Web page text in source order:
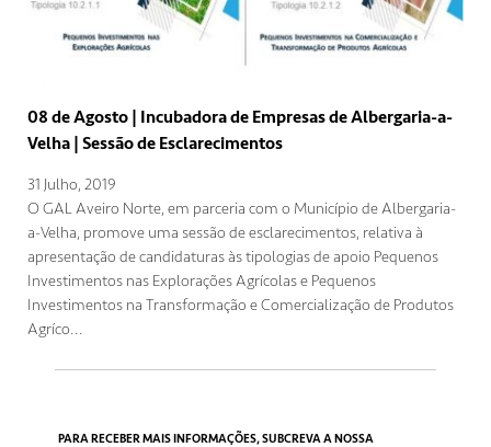
08 de Agosto | Incubadora de Empresas de Albergaria-a-
Velha | Sessão de Esclarecimentos
31 Julho, 2019
O GAL Aveiro Norte, em parceria com o Município de Albergaria-
a-Velha, promove uma sessão de esclarecimentos, relativa à
apresentação de candidaturas às tipologias de apoio Pequenos
Investimentos nas Explorações Agrícolas e Pequenos
Investimentos na Transformação e Comercialização de Produtos
Agríco...
PARA RECEBER MAIS INFORMAÇÕES, SUBCREVA A NOSSA